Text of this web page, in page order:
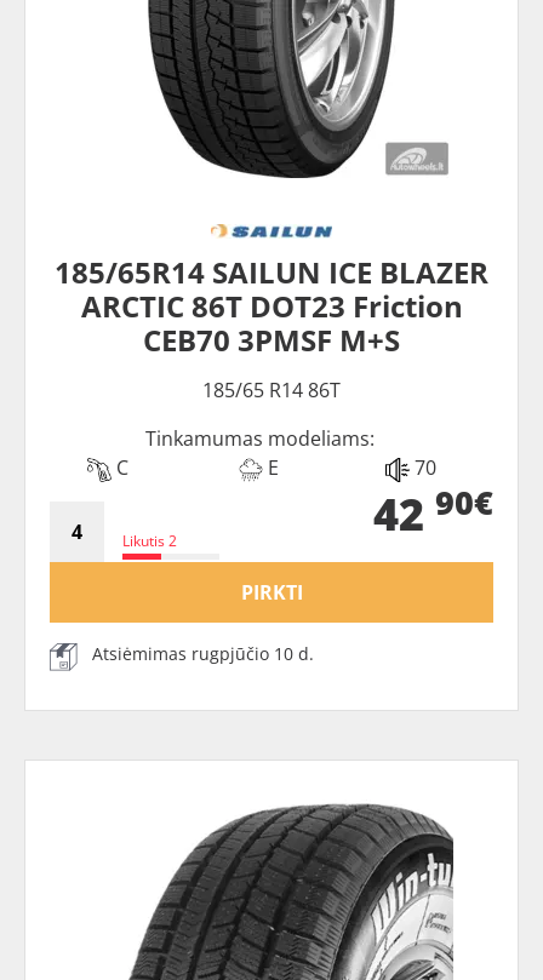
185/65R14 SAILUN ICE BLAZER
ARCTIC 86T DOT23 Friction
CEB70 3PMSF M+S
185/65 R14 86T
Tinkamumas modeliams:
C
E 70
Likutis 2 42 90€
PIRKTI
Atsiėmimas rugpjūčio 10 d.